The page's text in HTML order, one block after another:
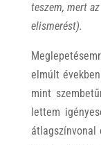
teszem, mert
elismerést).
elmúlt
mint
lettem
átlagszínvonal